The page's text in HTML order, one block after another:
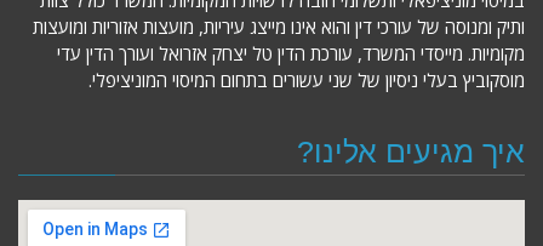
ותיק ומנוסה של עורכי דין והוא אינו מייצג עיריות, מועצות אזוריות ומועצות
מקומיות. מייסדי המשרד, עורכת הדין טל יצחק אזרואל ועורך הדין עדי
מוסקוביץ בעלי ניסיון של שני עשורים בתחום המיסוי המוניציפלי.
איך מגיעים אלינו?